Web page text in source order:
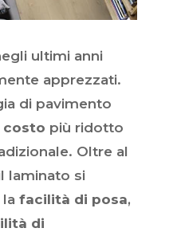
ultimi anni
apprezzati.
di pavimento
costo più ridotto
Oltre al
laminato si
facilità di posa,
di